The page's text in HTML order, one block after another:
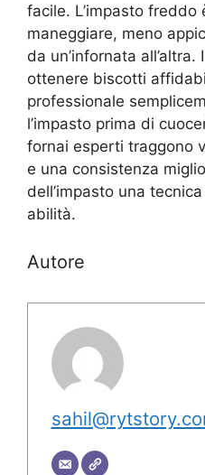
facile. L’impasto freddo
maneggiare, meno
da un’infornata
ottenere biscotti
professionale
l’impasto prima di
fornai esperti traggono
e una consistenza
dell’impasto una
abilità.
Autore